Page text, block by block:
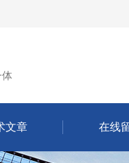
体
文章 在线